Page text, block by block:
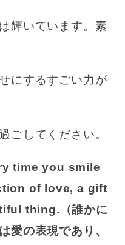
輝いています。素
にするすごい力が
ごしてください。
time you smile
of love, a gift
thing.（誰かに
愛の表現であり、